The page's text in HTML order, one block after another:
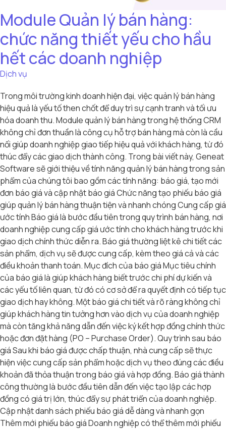
Module Quản lý bán hàng:
chức năng thiết yếu cho hầu
hết các doanh nghiệp
Dịch vụ
Trong môi trường kinh doanh hiện đại, việc quản lý bán hàng
hiệu quả là yếu tố then chốt để duy trì sự cạnh tranh và tối ưu
hóa doanh thu. Module quản lý bán hàng trong hệ thống CRM
không chỉ đơn thuần là công cụ hỗ trợ bán hàng mà còn là cầu
nối giúp doanh nghiệp giao tiếp hiệu quả với khách hàng, từ đó
thúc đẩy các giao dịch thành công. Trong bài viết này, Geneat
Software sẽ giới thiệu về tính năng quản lý bán hàng trong sản
phẩm của chúng tôi bao gồm các tính năng: báo giá, tạo mới
đơn báo giá và cập nhật báo giá Chức năng tạo phiếu báo giá
giúp quản lý bán hàng thuận tiện và nhanh chóng Cung cấp giá
ước tính Báo giá là bước đầu tiên trong quy trình bán hàng, nơi
doanh nghiệp cung cấp giá ước tính cho khách hàng trước khi
giao dịch chính thức diễn ra. Báo giá thường liệt kê chi tiết các
sản phẩm, dịch vụ sẽ được cung cấp, kèm theo giá cả và các
điều khoản thanh toán. Mục đích của báo giá Mục tiêu chính
của báo giá là giúp khách hàng biết trước chi phí dự kiến và
các yếu tố liên quan, từ đó có cơ sở để ra quyết định có tiếp tục
giao dịch hay không. Một báo giá chi tiết và rõ ràng không chỉ
giúp khách hàng tin tưởng hơn vào dịch vụ của doanh nghiệp
mà còn tăng khả năng dẫn đến việc ký kết hợp đồng chính thức
hoặc đơn đặt hàng (PO – Purchase Order). Quy trình sau báo
giá Sau khi báo giá được chấp thuận, nhà cung cấp sẽ thực
hiện việc cung cấp sản phẩm hoặc dịch vụ theo đúng các điều
khoản đã thỏa thuận trong báo giá và hợp đồng. Báo giá thành
công thường là bước đầu tiên dẫn đến việc tạo lập các hợp
đồng có giá trị lớn, thúc đẩy sự phát triển của doanh nghiệp.
Cập nhật danh sách phiếu báo giá dễ dàng và nhanh gọn
Thêm mới phiếu báo giá Doanh nghiệp có thể thêm mới phiếu